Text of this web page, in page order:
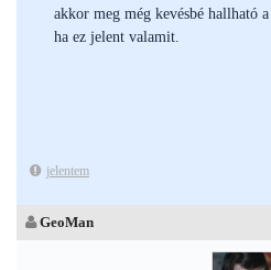
akkor meg még kevésbé hallható
ha ez jelent valamit.
jelentem
GeoMan